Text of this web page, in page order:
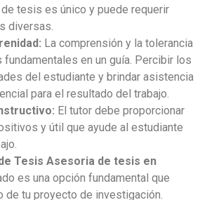
tesis es único y puede requerir
diversas.
La comprensión y la tolerancia
fundamentales en un guía. Percibir los
del estudiante y brindar asistencia
para el resultado del trabajo.
El tutor debe proporcionar
y útil que ayude al estudiante
Tesis Asesoria de tesis en
es una opción fundamental que
de tu proyecto de investigación.